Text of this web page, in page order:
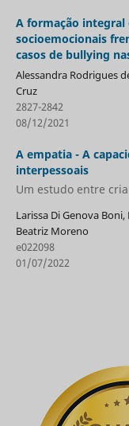
A formação integral
socioemocionais
casos de bullying
Alessandra Rodrigues
Cruz
2827-2842
08/12/2021
A empatia - A
interpessoais
Um estudo entre
Larissa Di Genova
Beatriz Moreno
e022098
01/07/2022